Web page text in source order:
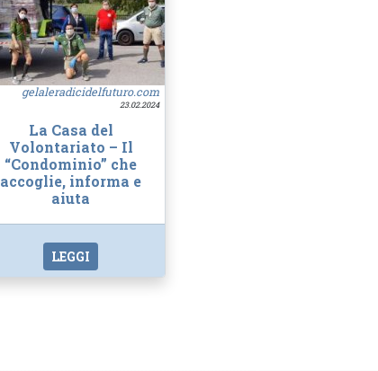
gelaleradicidelfuturo.com
23.02.2024
La Casa del
Volontariato – Il
“Condominio” che
accoglie, informa e
aiuta
LEGGI